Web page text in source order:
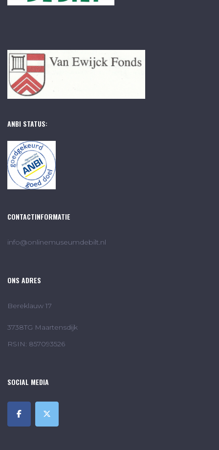
ANBI STATUS:
CONTACTINFORMATIE
info@onlinemuseumdebilt.nl
ONS ADRES
Bereklauw 17
3738TG Maartensdijk
RSIN: 857093526
SOCIAL MEDIA